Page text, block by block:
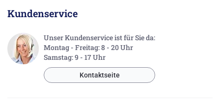
Kundenservice
Unser Kundenservice ist für Sie da:
Montag - Freitag: 8 - 20 Uhr
Samstag: 9 - 17 Uhr
Kontaktseite